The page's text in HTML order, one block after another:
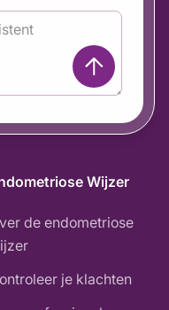
Wijzer
de endometriose
je klachten